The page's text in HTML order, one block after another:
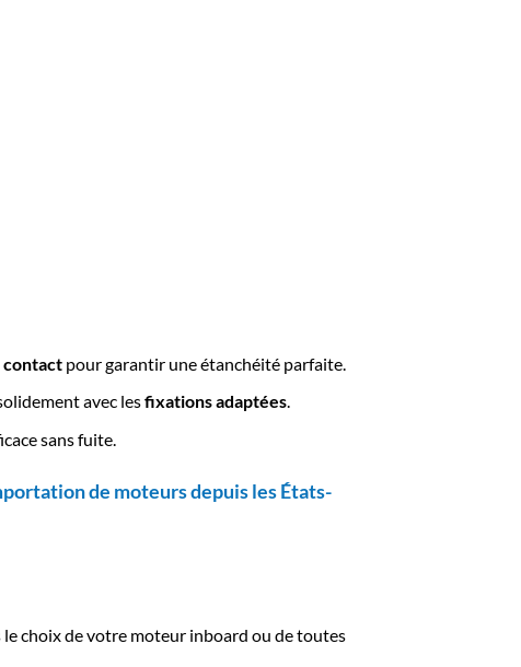
contactpour garantir une étanchéité parfaite.
avec lesfixations adaptées.
sans fuite.
de moteurs depuis les États-
choix de votre moteur inboard ou de toutes